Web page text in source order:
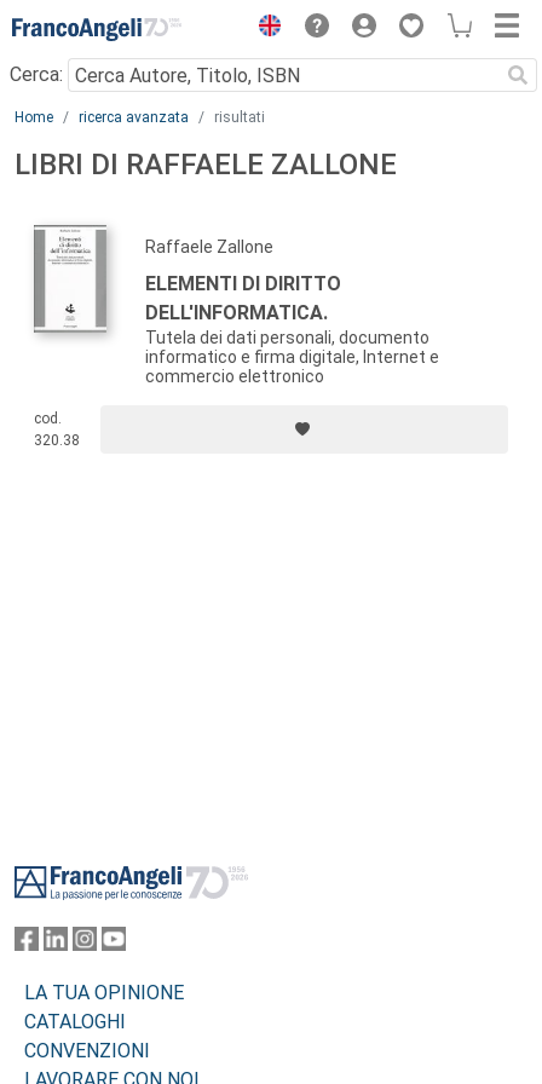
Menu
Cerca:
Main content
Home ricerca avanzata risultati
LIBRI DI RAFFAELE ZALLONE
Raffaele Zallone
ELEMENTI DI DIRITTO
DELL'INFORMATICA.
Tutela dei dati personali, documento
informatico e firma digitale, Internet e
commercio elettronico
cod.
320.38
LA TUA OPINIONE
CATALOGHI
CONVENZIONI